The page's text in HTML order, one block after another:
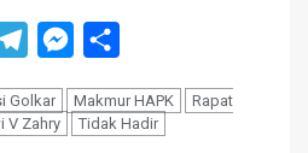
TelegramMessenger
Golkar Makmur HAPK
Rapat
V Zahry Tidak Hadir